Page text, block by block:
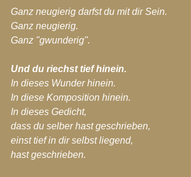
Ganz neugierig darfst du mit dir Sein.
Ganz neugierig.
Ganz "gwunderig".
Und du riechst tief hinein.
In dieses Wunder hinein.
In diese Komposition hinein.
In dieses Gedicht,
dass du selber hast geschrieben,
einst tief in dir selbst liegend,
hast geschrieben.